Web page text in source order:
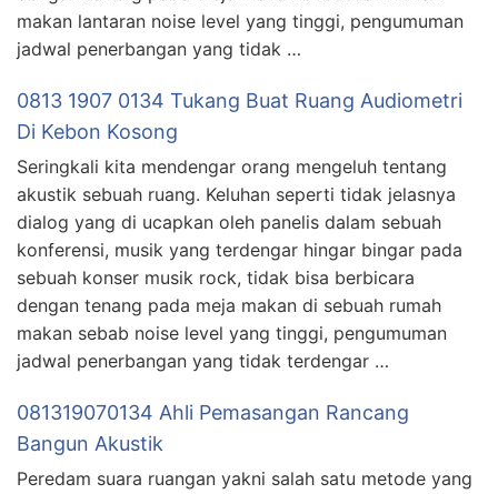
makan lantaran noise level yang tinggi, pengumuman
jadwal penerbangan yang tidak …
0813 1907 0134 Tukang Buat Ruang Audiometri
Di Kebon Kosong
Seringkali kita mendengar orang mengeluh tentang
akustik sebuah ruang. Keluhan seperti tidak jelasnya
dialog yang di ucapkan oleh panelis dalam sebuah
konferensi, musik yang terdengar hingar bingar pada
sebuah konser musik rock, tidak bisa berbicara
dengan tenang pada meja makan di sebuah rumah
makan sebab noise level yang tinggi, pengumuman
jadwal penerbangan yang tidak terdengar …
081319070134 Ahli Pemasangan Rancang
Bangun Akustik
Peredam suara ruangan yakni salah satu metode yang